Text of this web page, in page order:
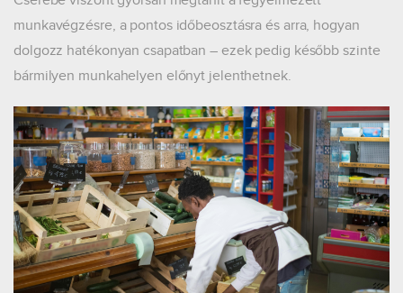
munkavégzésre, a pontos időbeosztásra és arra, hogyan
dolgozz hatékonyan csapatban – ezek pedig később szinte
bármilyen munkahelyen előnyt jelenthetnek.